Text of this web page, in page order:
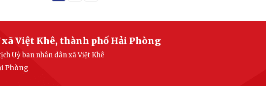
Việt Khê, thành phố Hải Phòng
Uỷ ban nhân dân xã Việt Khê
Phòng